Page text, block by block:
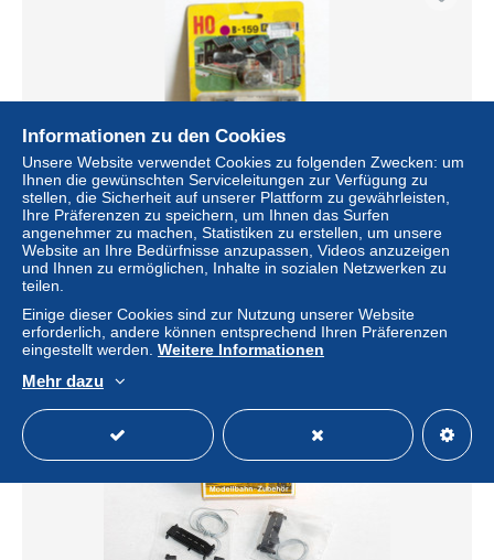
FALLER HO N°B-159 - BUTOIR CONTACT ARRET
TAMPON ELECTRIQUE, SIGNAUX ROUGE & VERT /
ANCIEN MODEL REDUIT (1712.241)
Status Gewerblicher Händler
Informationen zu den Cookies
Unsere Website verwendet Cookies zu folgenden Zwecken: um
Ihnen die gewünschten Serviceleitungen zur Verfügung zu
stellen, die Sicherheit auf unserer Plattform zu gewährleisten,
Ihre Präferenzen zu speichern, um Ihnen das Surfen
angenehmer zu machen, Statistiken zu erstellen, um unsere
Website an Ihre Bedürfnisse anzupassen, Videos anzuzeigen
und Ihnen zu ermöglichen, Inhalte in sozialen Netzwerken zu
teilen.
Einige dieser Cookies sind zur Nutzung unserer Website
erforderlich, andere können entsprechend Ihren Präferenzen
eingestellt werden. Weitere Informationen
Mehr dazu